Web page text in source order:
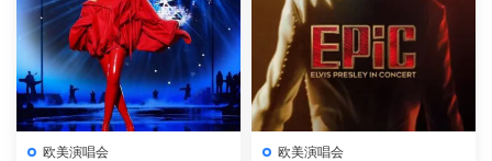
欧美演唱会
欧美演唱会